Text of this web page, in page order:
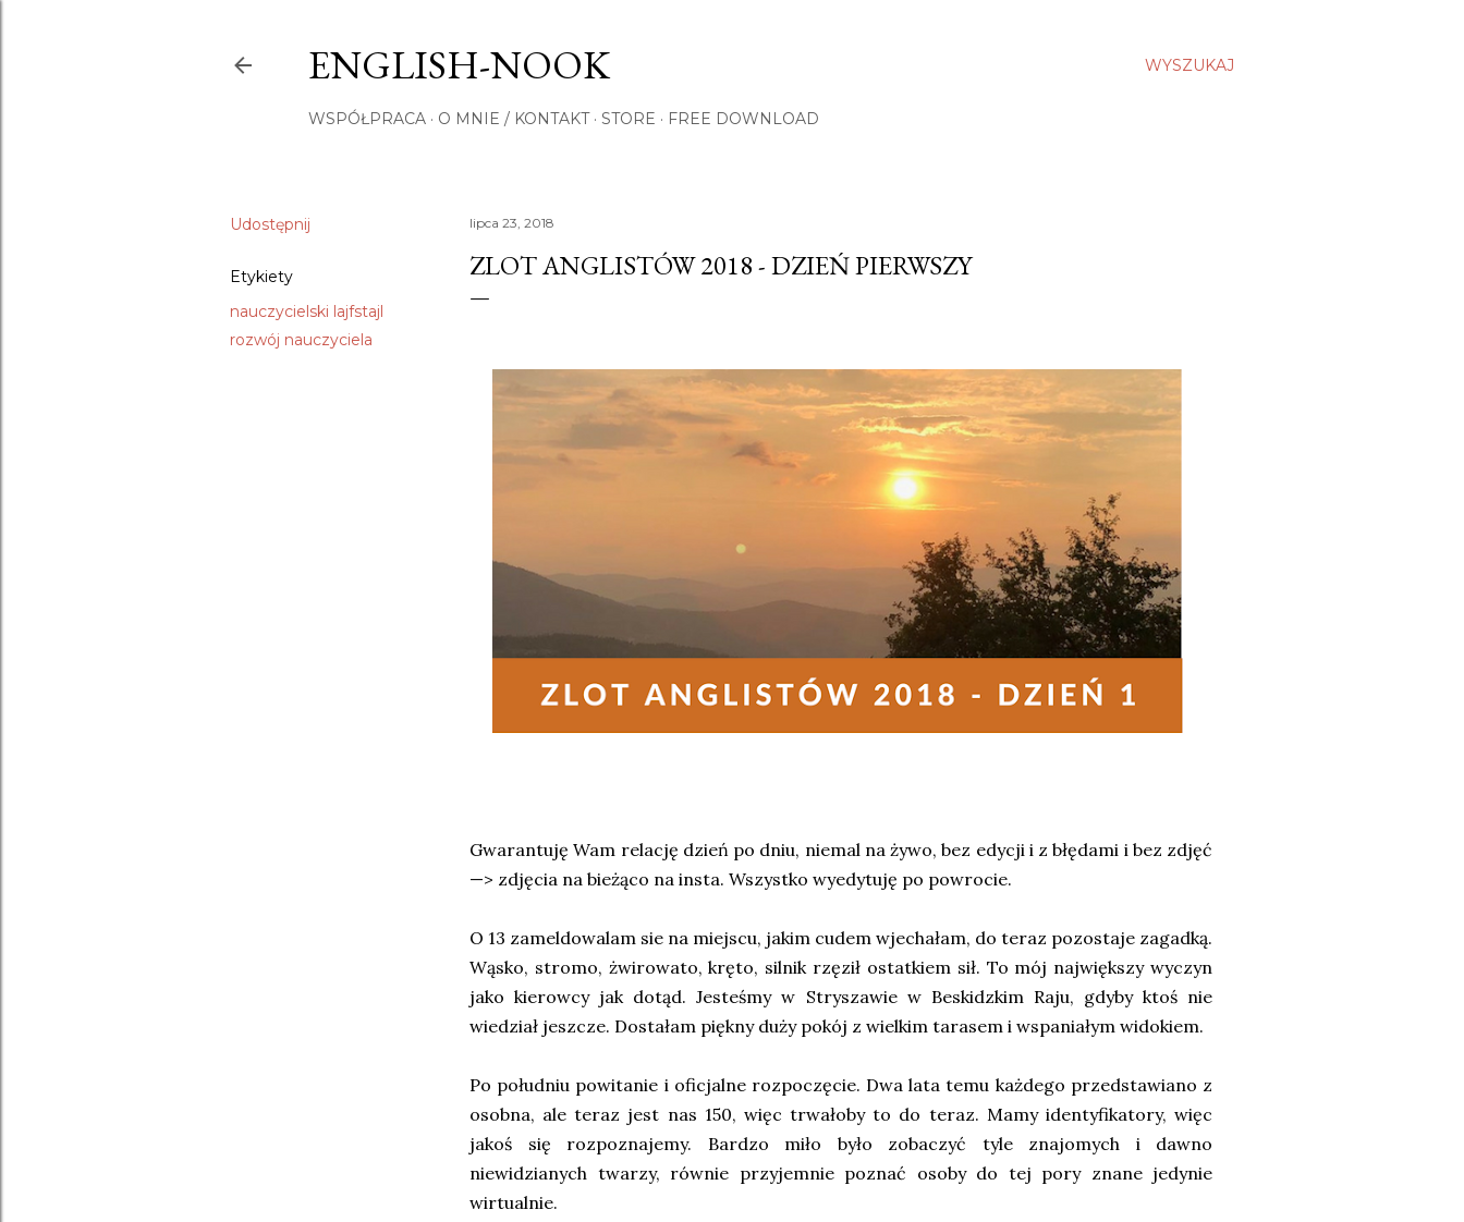
WYSZUKAJ
ENGLISH-NOOK
WSPÓŁPRACA O MNIE / KONTAKT STORE FREE DOWNLOAD
Udostępnij
Etykiety
nauczycielski lajfstajl
rozwój nauczyciela
lipca 23, 2018
ZLOT ANGLISTÓW 2018 - DZIEŃ PIERWSZY
Gwarantuję Wam relację dzień po dniu, niemal na żywo, bez edycji i z błędami i bez zdjęć
—> zdjęcia na bieżąco na insta. Wszystko wyedytuję po powrocie.
O 13 zameldowalam sie na miejscu, jakim cudem wjechałam, do teraz pozostaje zagadką.
Wąsko, stromo, żwirowato, kręto, silnik rzęził ostatkiem sił. To mój największy wyczyn
jako kierowcy jak dotąd. Jesteśmy w Stryszawie w Beskidzkim Raju, gdyby ktoś nie
wiedział jeszcze. Dostałam piękny duży pokój z wielkim tarasem i wspaniałym widokiem.
Po południu powitanie i oficjalne rozpoczęcie. Dwa lata temu każdego przedstawiano z
osobna, ale teraz jest nas 150, więc trwałoby to do teraz. Mamy identyfikatory, więc
jakoś się rozpoznajemy. Bardzo miło było zobaczyć tyle znajomych i dawno
niewidzianych twarzy, równie przyjemnie poznać osoby do tej pory znane jedynie
wirtualnie.